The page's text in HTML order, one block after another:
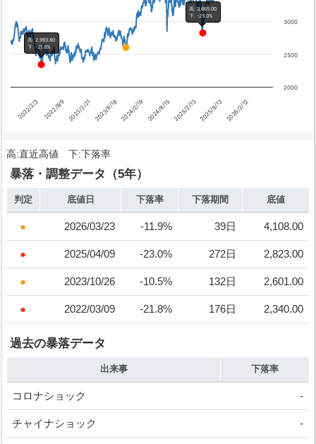
高: 2,993.80
下: -21.8%
高: 3,665.00
下: -23.0%
2022/2/3 2022/8/9 2023/2/21 2023/8/182024/2/19 2024/8/152025/2/132025/8/13 2026/2/12
2000
2500
3000
高:直近高値 下:下落率
暴落・調整データ（5年）
判定 底値日 下落率 下落期間 底値
2026/03/23 -11.9% 39日 4,108.00
2025/04/09 -23.0% 272日 2,823.00
2023/10/26 -10.5% 132日 2,601.00
2022/03/09 -21.8% 176日 2,340.00
過去の暴落データ
出来事 下落率
コロナショック -
チャイナショック -